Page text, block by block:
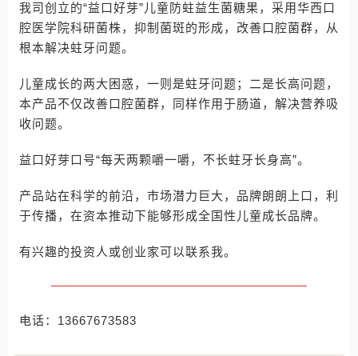
我司创立的“益口好芽”儿童防蛀益生菌糖果，采用华西口
腔医学院科研菌株，抑制菌斑的形成，改善口腔菌群，从
根本解决蛀牙问题。
儿童成长的两大困惑，一则是蛀牙问题；二是长高问题，
本产品不仅改善口腔菌群，同样作用于肠道，解决营养吸
收问题。
益口好芽口号“每天两颗嚼一嚼，不长蛀牙长身高”。
产品站在科学的前沿，市场潜力巨大，品牌朗朗上口，利
于传播，在资本推动下能够形成全国性儿童成长品牌。
有兴趣的投资人或创业家可以联系我。
电话：13667673583